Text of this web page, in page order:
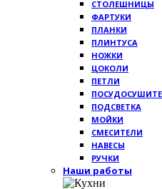
СТОЛЕШНИЦЫ
ФАРТУКИ
ПЛАНКИ
ПЛИНТУСА
НОЖКИ
ЦОКОЛИ
ПЕТЛИ
ПОДСВЕТКА
МОЙКИ
СМЕСИТЕЛИ
НАВЕСЫ
РУЧКИ
Наши работы